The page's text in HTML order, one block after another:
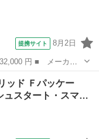
提携サイト 8月2日
ド名： １３Ｇ・ス
ＶＤ ＢＴ バック
ッド Ｆパッケー
スタート・スマ…